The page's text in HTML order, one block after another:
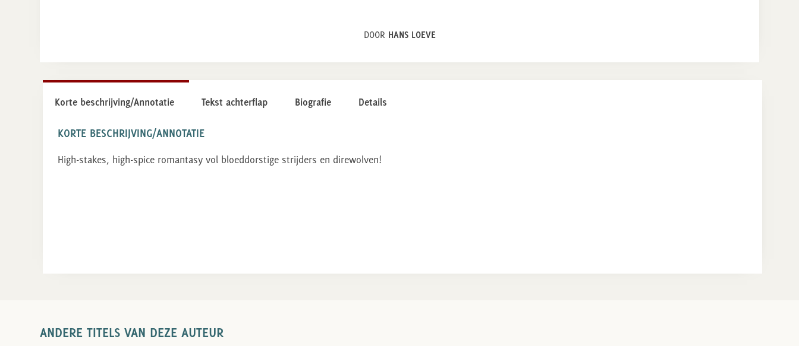
DOOR HANS LOEVE
Korte beschrijving/Annotatie
KORTE BESCHRIJVING/ANNOTATIE
High-stakes, high-spice romantasy vol bloeddorstige strijders en direwolven!
Tekst achterflap Biografie Details
ANDERE TITELS VAN DEZE AUTEUR